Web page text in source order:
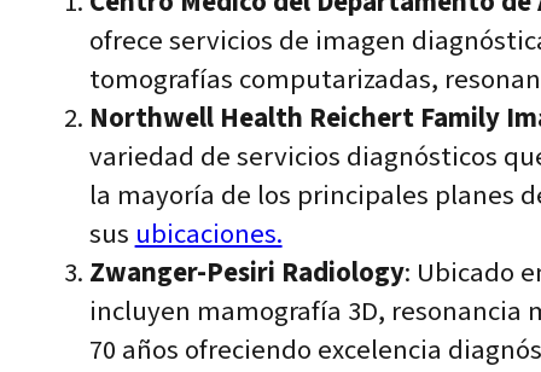
ofrece servicios de imagen
tomografías computarizadas,
Northwell Health Reichert Family
variedad de servicios diagnósticos
la mayoría de los principales planes
sus ubicaciones.
Zwanger-Pesiri Radiology: Ubicado
incluyen mamografía 3D,
70 años ofreciendo excelencia